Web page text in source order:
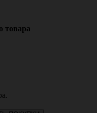
товара